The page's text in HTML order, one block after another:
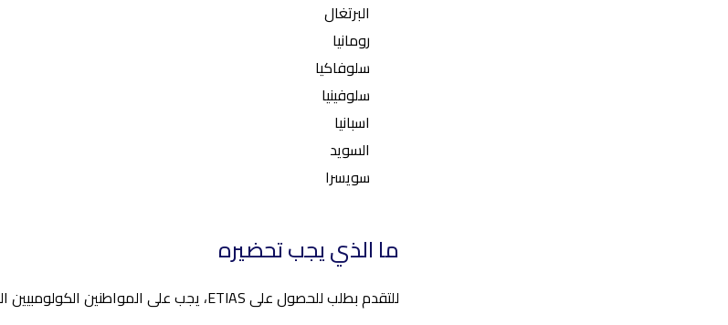
البرتغال
رومانيا
سلوفاكيا
سلوفينيا
اسبانيا
السويد
سويسرا
ما الذي يجب تحضيره
للتقدم بطلب للحصول على ETIAS، يجب على المواطنين الكولومبيين الذين يزورون الدول الأوروبية المذكورة أعلاه للإقامة القصيرة إعداد ما يلي